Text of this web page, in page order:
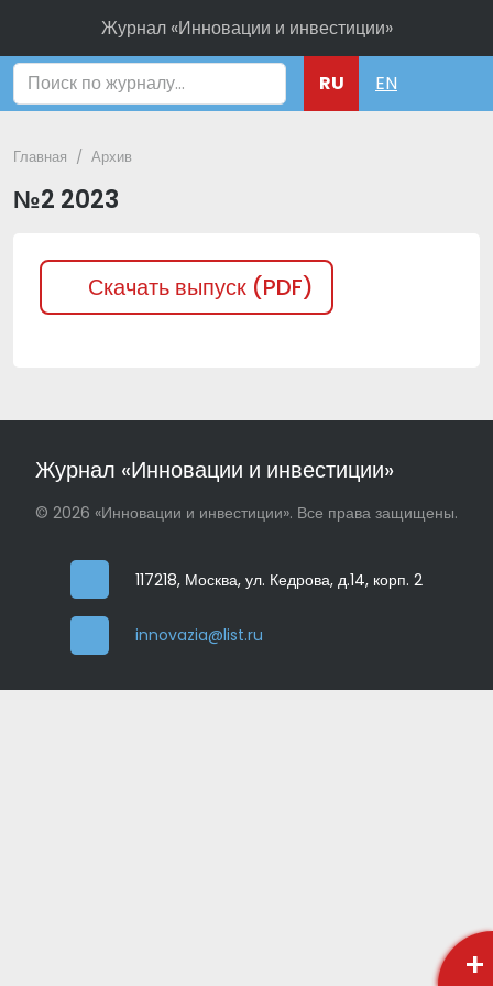
Журнал «Инновации и инвестиции»
RU EN
Главная Архив
№2 2023
Скачать выпуск (PDF)
Журнал «Инновации и инвестиции»
© 2026 «Инновации и инвестиции». Все права защищены.
117218, Москва, ул. Кедрова, д.14, корп. 2
innovazia@list.ru
+